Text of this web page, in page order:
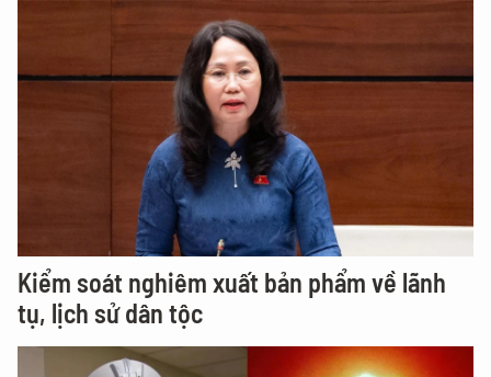
Kiểm soát nghiêm xuất bản phẩm về lãnh
tụ, lịch sử dân tộc